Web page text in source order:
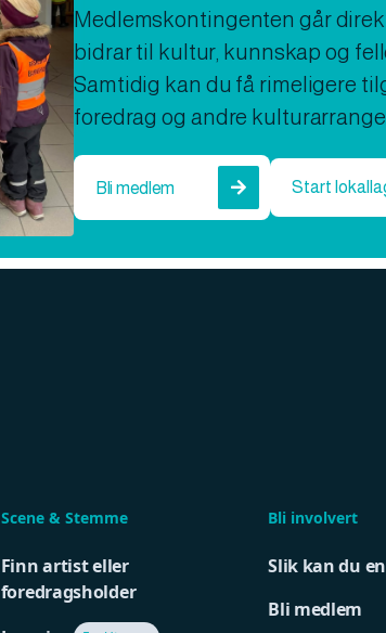
Medlemskontingenten går
bidrar til kultur, kunnskap og
Samtidig kan du få rimeligere
foredrag og andre
Bli medlem  Start
Scene & Stemme
Finn artist eller
foredragsholder
Bli involvert
Slik kan du
Bli medlem